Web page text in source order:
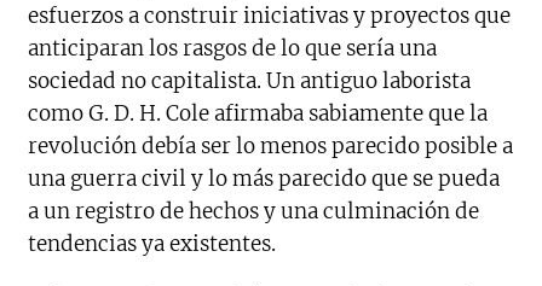
esfuerzos a construir iniciativas y proyectos que
anticiparan los rasgos de lo que sería una
sociedad no capitalista. Un antiguo laborista
como G. D. H. Cole afirmaba sabiamente que la
revolución debía ser lo menos parecido posible a
una guerra civil y lo más parecido que se pueda
a un registro de hechos y una culminación de
tendencias ya existentes.